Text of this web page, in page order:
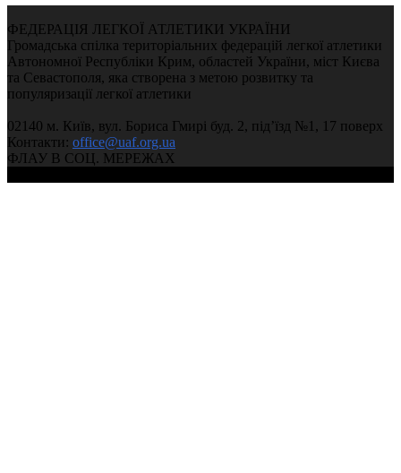
ФЕДЕРАЦІЯ ЛЕГКОЇ АТЛЕТИКИ УКРАЇНИ
Громадська спілка територіальних федерацій легкої атлетики
Автономної Республіки Крим, областей України, міст Києва
та Севастополя, яка створена з метою розвитку та
популяризації легкої атлетики
02140 м. Київ, вул. Бориса Гмирі буд. 2, під’їзд №1, 17 поверх
Контакти: office@uaf.org.ua
ФЛАУ В СОЦ. МЕРЕЖАХ